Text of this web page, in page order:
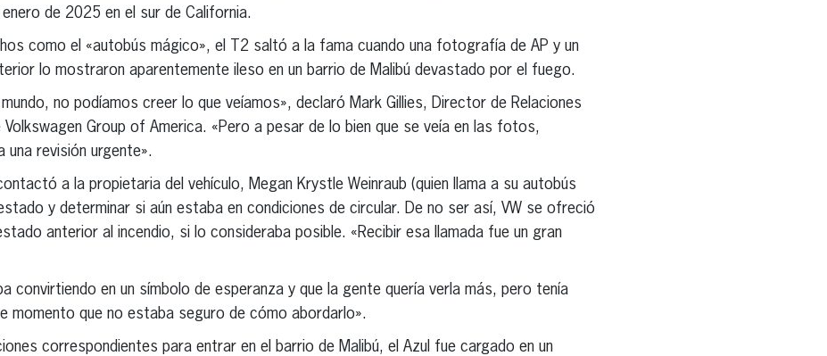
de 2025 en el sur de California.
como el «autobús mágico», el T2 saltó a la fama cuando una fotografía de AP y un
lo mostraron aparentemente ileso en un barrio de Malibú devastado por el fuego.
no podíamos creer lo que veíamos», declaró Mark Gillies, Director de Relaciones
Volkswagen Group of America. «Pero a pesar de lo bien que se veía en las fotos,
una revisión urgente».
a la propietaria del vehículo, Megan Krystle Weinraub (quien llama a su autobús
y determinar si aún estaba en condiciones de circular. De no ser así, VW se ofreció
anterior al incendio, si lo consideraba posible. «Recibir esa llamada fue un gran
convirtiendo en un símbolo de esperanza y que la gente quería verla más, pero tenía
momento que no estaba seguro de cómo abordarlo».
correspondientes para entrar en el barrio de Malibú, el Azul fue cargado en un